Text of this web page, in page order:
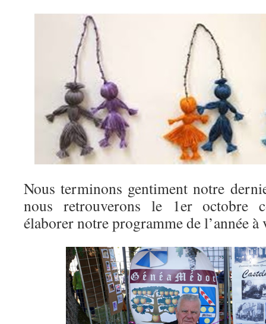
Nous terminons gentiment notre
nous retrouverons le 1er octobre
élaborer notre programme de l’année à